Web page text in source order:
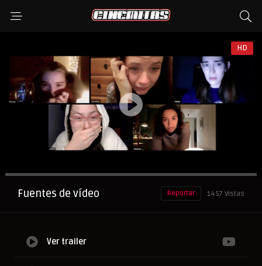
HD
Anuncio
Fuentes de vídeo 1457 Vistas
Reportar
Ver trailer